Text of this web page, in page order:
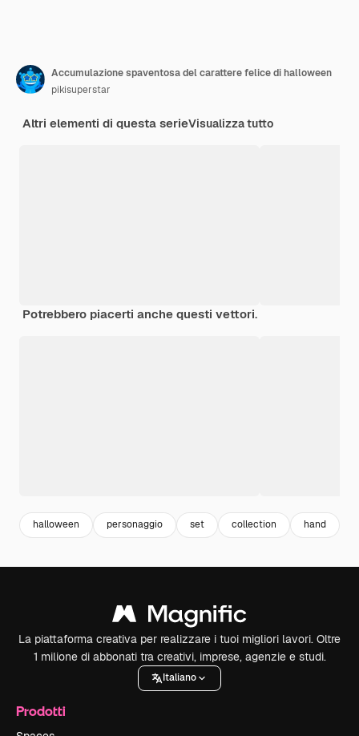
Accumulazione spaventosa del carattere felice di halloween
pikisuperstar
Altri elementi di questa serieVisualizza tutto
Potrebbero piacerti anche questi vettori.
halloween personaggio set collection hand
La piattaforma creativa per realizzare i tuoi migliori lavori. Oltre
1 milione di abbonati tra creativi, imprese, agenzie e studi.
Italiano
Prodotti